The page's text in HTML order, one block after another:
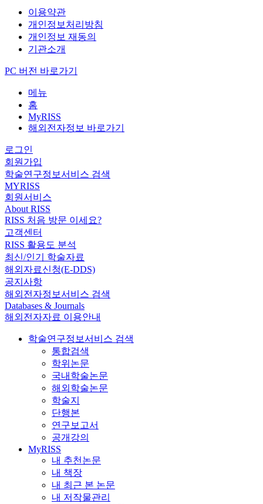
이용약관
개인정보처리방침
개인정보 재동의
기관소개
PC 버전 바로가기
메뉴
홈
MyRISS
해외전자정보 바로가기
로그인
회원가입
학술연구정보서비스 검색
MYRISS
회원서비스
About RISS
RISS 처음 방문 이세요?
고객센터
RISS 활용도 분석
최신/인기 학술자료
해외자료신청(E-DDS)
공지사항
해외전자정보서비스 검색
Databases & Journals
해외전자자료 이용안내
학술연구정보서비스 검색
통합검색
학위논문
국내학술논문
해외학술논문
학술지
단행본
연구보고서
공개강의
MyRISS
내 추천논문
내 책장
내 최근 본 논문
내 저작물관리